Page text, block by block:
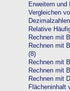
Erweitern und
Vergleichen
Relative
Rechnen mit
Rechnen mit
(8)
Rechnen mit
Rechnen mit
Rechnen mit
Flächeninhalt